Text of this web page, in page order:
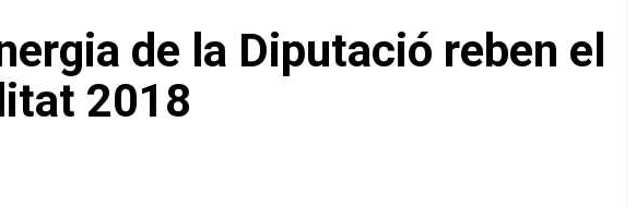
de la Diputació reben el
2018